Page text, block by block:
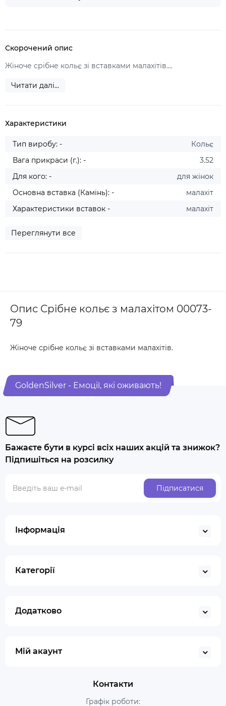
Скорочений опис
Жіноче срібне кольє зі вставками малахітів....
Читати далі...
Характеристики
Тип виробу: -
Кольє
Вага прикраси (г.): -
3.52
Для кого: -
для жінок
Основна вставка (Камінь): -
малахіт
Характеристики вставок -
малахіт
Переглянути все
Опис Срібне кольє з малахітом 00073-
79
Жіноче срібне кольє зі вставками малахітів.
GoldenSilver - Емоції, які оживають!
Бажаєте бути в курсі всіх наших акцій та знижок?
Підпишіться на розсилку
Підписатися
Інформація
Категорії
Додатково
Мій акаунт
Контакти
Графік роботи: